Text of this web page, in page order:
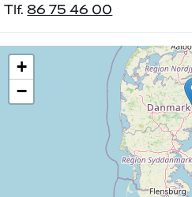
Tlf.86 75 46 00